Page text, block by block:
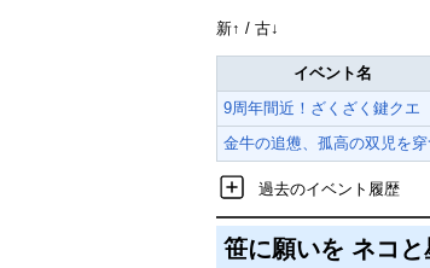
新↑ / 古↓
イベント名
9周年間近！ざくざく鍵クエ
金牛の追憊、孤高の双児を穿
過去のイベント履歴
笹に願いを ネコと